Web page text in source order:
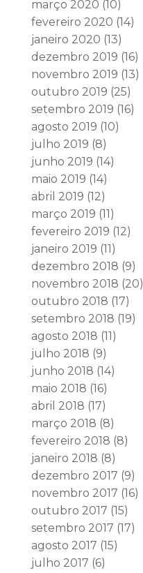
março 2020 (10)
fevereiro 2020 (14)
janeiro 2020 (13)
dezembro 2019 (16)
novembro 2019 (13)
outubro 2019 (25)
setembro 2019 (16)
agosto 2019 (10)
julho 2019 (8)
junho 2019 (14)
maio 2019 (14)
abril 2019 (12)
março 2019 (11)
fevereiro 2019 (12)
janeiro 2019 (11)
dezembro 2018 (9)
novembro 2018 (20)
outubro 2018 (17)
setembro 2018 (19)
agosto 2018 (11)
julho 2018 (9)
junho 2018 (14)
maio 2018 (16)
abril 2018 (17)
março 2018 (8)
fevereiro 2018 (8)
janeiro 2018 (8)
dezembro 2017 (9)
novembro 2017 (16)
outubro 2017 (15)
setembro 2017 (17)
agosto 2017 (15)
julho 2017 (6)